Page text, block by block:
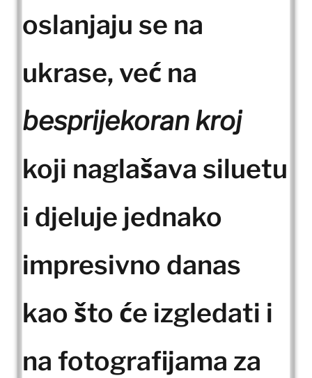
oslanjaju se na
ukrase, već na
besprijekoran kroj
koji naglašava siluetu
i djeluje jednako
impresivno danas
kao što će izgledati i
na fotografijama za